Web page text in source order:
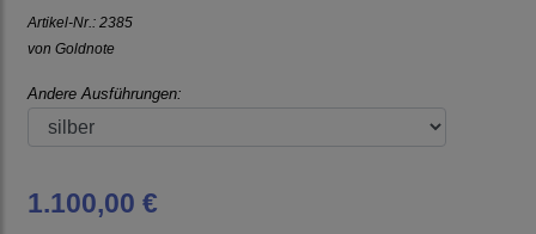
Artikel-Nr.: 2385
von Goldnote
Andere Ausführungen:
1.100,00 €